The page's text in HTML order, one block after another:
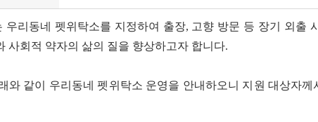
우리동네 펫위탁소를 지정하여 출장, 고향 방문 등 장기 외출
사회적 약자의 삶의 질을 향상하고자 합니다.
와 같이 우리동네 펫위탁소 운영을 안내하오니 지원 대상자